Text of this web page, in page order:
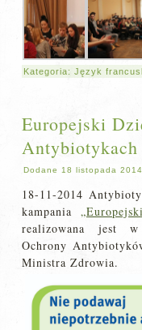
Kategoria:Język
Europejski
Antybiotykach
Dodane 18 listopada 2014
18-11-2014
kampania
realizowana jest w
Ochrony
Ministra Zdrowia.